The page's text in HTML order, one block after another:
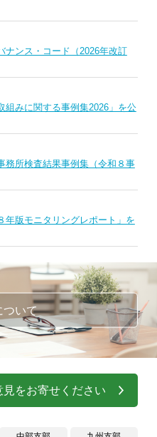
ナンス・コード（2026年改訂
組みに関する事例集2026」を公
務所検査結果事例集（令和８事
年版モニタリングレポート」を
ついて
をお寄せください